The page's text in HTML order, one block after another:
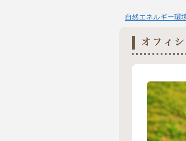
自然エネルギー環